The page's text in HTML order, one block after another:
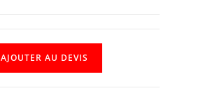
AJOUTER AU DEVIS